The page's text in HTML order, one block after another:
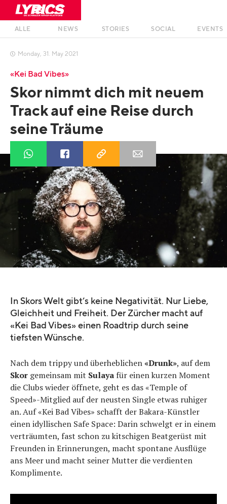
ALLE NEWS STORIES SOCIAL EVENTS
 Monday, 31. May 2021
«Kei Bad Vibes»
Skor nimmt dich mit neuem
Track auf eine Reise durch
seine Träume
In Skors Welt gibt’s keine Negativität. Nur Liebe,
Gleichheit und Freiheit. Der Zürcher macht auf
«Kei Bad Vibes» einen Roadtrip durch seine
tiefsten Wünsche.
Nach dem trippy und überheblichen«Drunk», auf dem
Skor gemeinsam mit Sulaya für einen kurzen Moment
die Clubs wieder öffnete, geht es das «Temple of
Speed»-Mitglied auf der neusten Single etwas ruhiger
an. Auf «Kei Bad Vibes» schafft der Bakara-Künstler
einen idyllischen Safe Space: Darin schwelgt er in einem
verträumten, fast schon zu kitschigen Beatgerüst mit
Freunden in Erinnerungen, macht spontane Ausflüge
ans Meer und macht seiner Mutter die verdienten
Komplimente.